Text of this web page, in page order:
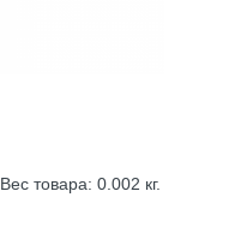
Вес товара: 0.002 кг.